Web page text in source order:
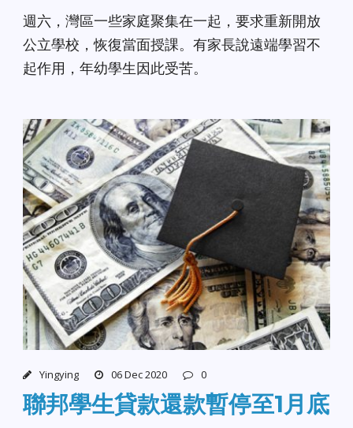
週六，灣區一些家庭聚集在一起，要求重新開放
公立學校，恢復當面授課。有家長說遠端學習不
起作用，年幼學生因此受苦。
Yingying 06 Dec 2020 0
聯邦學生貸款還款暫停至1月底